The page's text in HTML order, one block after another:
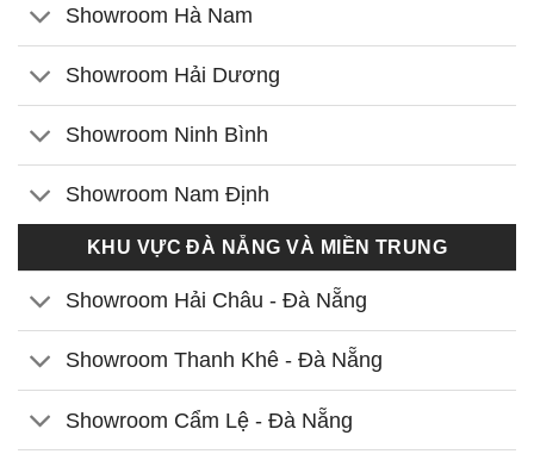
Showroom Hà Nam
Showroom Hải Dương
Showroom Ninh Bình
Showroom Nam Định
KHU VỰC ĐÀ NẴNG VÀ MIỀN TRUNG
Showroom Hải Châu - Đà Nẵng
Showroom Thanh Khê - Đà Nẵng
Showroom Cẩm Lệ - Đà Nẵng